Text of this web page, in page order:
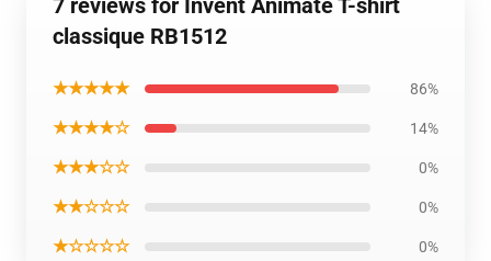
7 reviews for Invent Animate T-shirt
classique RB1512
★★★★★ 86%
★★★★☆ 14%
★★★☆☆ 0%
★★☆☆☆ 0%
★☆☆☆☆ 0%